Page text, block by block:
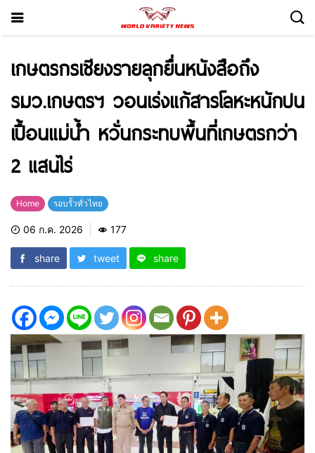
เกษตรกรเชียงรายลุกยื่นหนังสือถึง
รมว.เกษตรฯ วอนเร่งแก้สารโลหะหนักปน
เปื้อนแม่น้ำ หวั่นกระทบพื้นที่เกษตรกว่า
2 แสนไร่
Home รอบรั้วทั่วไทย
06 ก.ค. 2026 177
share tweet share